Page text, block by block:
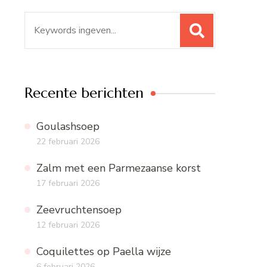
naar:
Recente berichten
Goulashsoep
22 februari 2026
Zalm met een Parmezaanse korst
17 februari 2026
Zeevruchtensoep
12 februari 2026
Coquilettes op Paella wijze